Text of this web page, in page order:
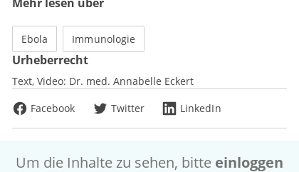
Ebola Immunologie
Urheberrecht
Text, Video: Dr. med. Annabelle Eckert
Facebook
Twitter LinkedIn
Um die Inhalte zu sehen, bitte einloggen